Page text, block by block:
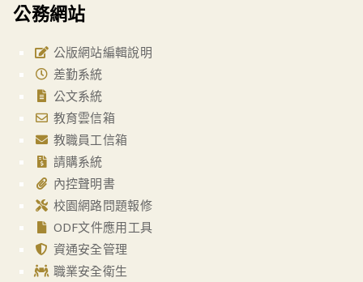
公務網站
公版網站編輯說明
差勤系統
公文系統
教育雲信箱
教職員工信箱
請購系統
內控聲明書
校園網路問題報修
ODF文件應用工具
資通安全管理
職業安全衛生